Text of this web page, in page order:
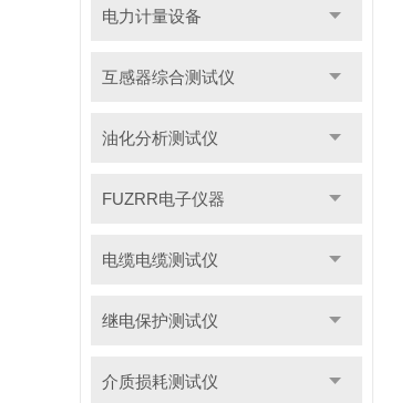
电力计量设备
互感器综合测试仪
油化分析测试仪
FUZRR电子仪器
电缆电缆测试仪
继电保护测试仪
介质损耗测试仪